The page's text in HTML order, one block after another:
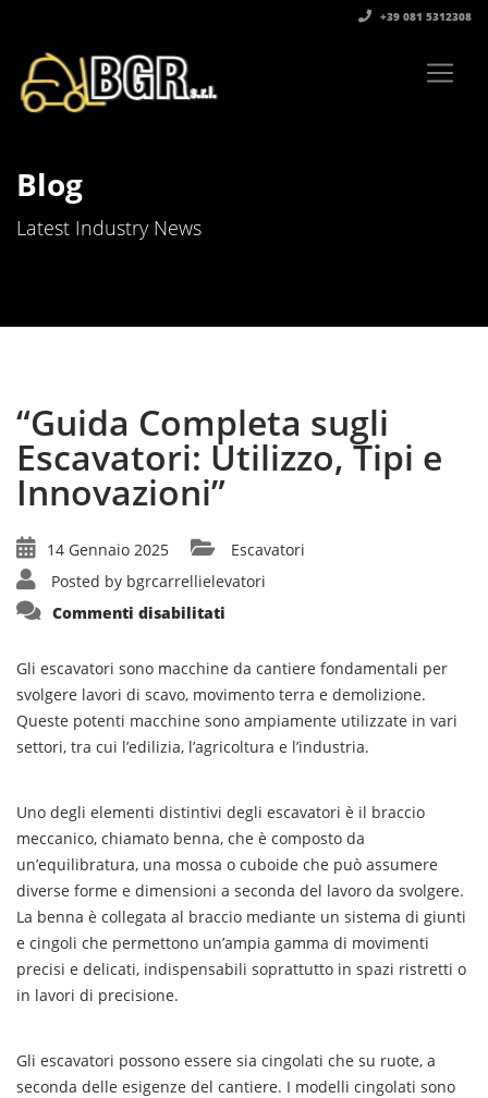
+39 081 5312308‬
Blog
Latest Industry News
“Guida Completa sugli
Escavatori: Utilizzo, Tipi e
Innovazioni”
14 Gennaio 2025
Escavatori
Posted by bgrcarrellielevatori
Commenti disabilitati
Escavatori:
Tipi
e
Innovazioni”
Gli escavatori sono macchine da cantiere fondamentali per
svolgere lavori di scavo, movimento terra e demolizione.
Queste potenti macchine sono ampiamente utilizzate in vari
settori, tra cui l’edilizia, l’agricoltura e l’industria.
Uno degli elementi distintivi degli escavatori è il braccio
meccanico, chiamato benna, che è composto da
un’equilibratura, una mossa o cuboide che può assumere
diverse forme e dimensioni a seconda del lavoro da svolgere.
La benna è collegata al braccio mediante un sistema di giunti
e cingoli che permettono un’ampia gamma di movimenti
precisi e delicati, indispensabili soprattutto in spazi ristretti o
in lavori di precisione.
Gli escavatori possono essere sia cingolati che su ruote, a
seconda delle esigenze del cantiere. I modelli cingolati sono